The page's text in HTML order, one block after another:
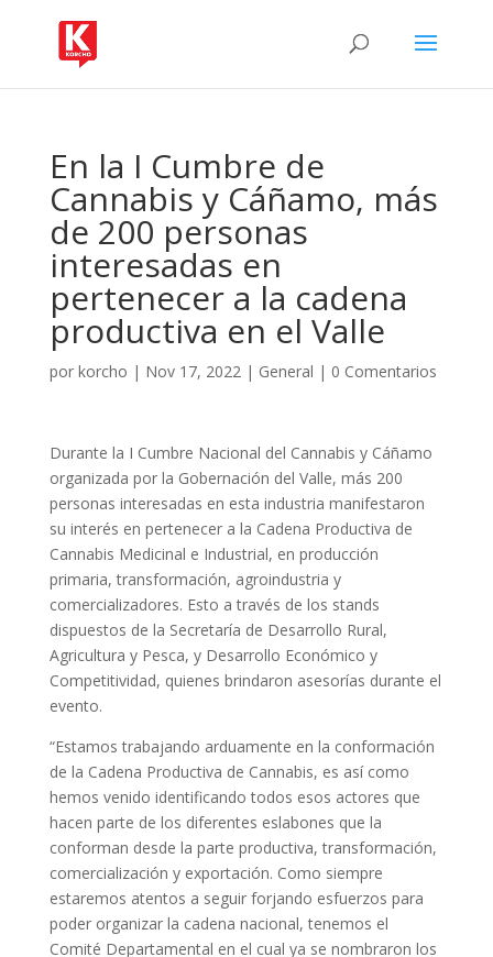
En la I Cumbre de
Cannabis y Cáñamo, más
de 200 personas
interesadas en
pertenecer a la cadena
productiva en el Valle
por korcho | Nov 17, 2022| General | 0 Comentarios
Durante la I Cumbre Nacional del Cannabis y Cáñamo
organizada por la Gobernación del Valle, más 200
personas interesadas en esta industria manifestaron
su interés en pertenecer a la Cadena Productiva de
Cannabis Medicinal e Industrial, en producción
primaria, transformación, agroindustria y
comercializadores. Esto a través de los stands
dispuestos de la Secretaría de Desarrollo Rural,
Agricultura y Pesca, y Desarrollo Económico y
Competitividad, quienes brindaron asesorías durante el
evento.
“Estamos trabajando arduamente en la conformación
de la Cadena Productiva de Cannabis, es así como
hemos venido identificando todos esos actores que
hacen parte de los diferentes eslabones que la
conforman desde la parte productiva, transformación,
comercialización y exportación. Como siempre
estaremos atentos a seguir forjando esfuerzos para
poder organizar la cadena nacional, tenemos el
Comité Departamental en el cual ya se nombraron los